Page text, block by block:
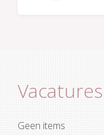
Vacatures
Geen items